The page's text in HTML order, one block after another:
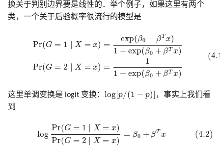
换关于判别边界要是线性的．举个例子，如果这里有两个
类，一个关于后验概率很流行的模型是
Pr(G = 1 X = x) =
exp(β0 + βT x)
1 + exp(β0 + βT x)
Pr(G = 2 X = x) =
1
1 + exp(β0 + βT x)
( β0 x)Pr (
这里单调变换是 logit 变换： log[p/(1 − p)]
log [p (1−
，事实上我们看
到
log
Pr(G = 1 ∣ X = x)
Pr(G = 2 ∣ X = x)
= β0 + βT x (4.2)
(4.2)logPr( 1 ∣ X= (